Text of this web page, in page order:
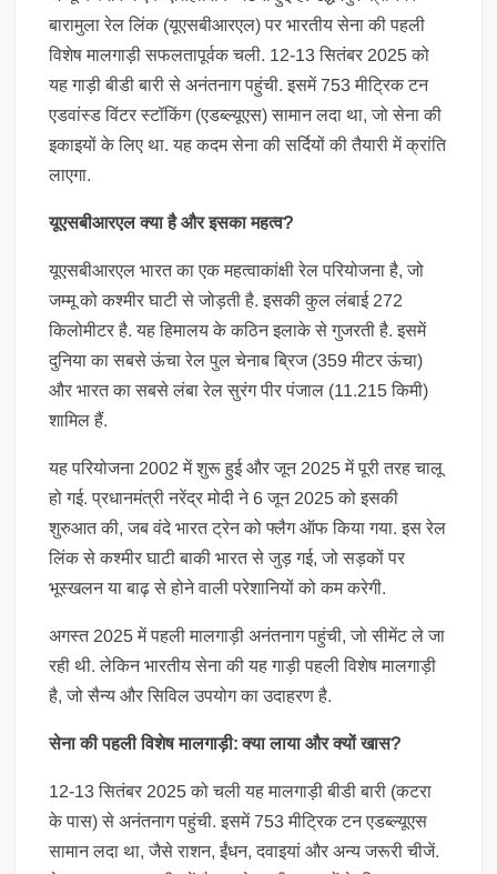
बारामुला रेल लिंक (यूएसबीआरएल) पर भारतीय सेना की पहली
विशेष मालगाड़ी सफलतापूर्वक चली. 12-13 सितंबर 2025 को
यह गाड़ी बीडी बारी से अनंतनाग पहुंची. इसमें 753 मीट्रिक टन
एडवांस्ड विंटर स्टॉकिंग (एडब्ल्यूएस) सामान लदा था, जो सेना की
इकाइयों के लिए था. यह कदम सेना की सर्दियों की तैयारी में क्रांति
लाएगा.
यूएसबीआरएल क्या है और इसका महत्व?
यूएसबीआरएल भारत का एक महत्वाकांक्षी रेल परियोजना है, जो
जम्मू को कश्मीर घाटी से जोड़ती है. इसकी कुल लंबाई 272
किलोमीटर है. यह हिमालय के कठिन इलाके से गुजरती है. इसमें
दुनिया का सबसे ऊंचा रेल पुल चेनाब ब्रिज (359 मीटर ऊंचा)
और भारत का सबसे लंबा रेल सुरंग पीर पंजाल (11.215 किमी)
शामिल हैं.
यह परियोजना 2002 में शुरू हुई और जून 2025 में पूरी तरह चालू
हो गई. प्रधानमंत्री नरेंद्र मोदी ने 6 जून 2025 को इसकी
शुरुआत की, जब वंदे भारत ट्रेन को फ्लैग ऑफ किया गया. इस रेल
लिंक से कश्मीर घाटी बाकी भारत से जुड़ गई, जो सड़कों पर
भूस्खलन या बाढ़ से होने वाली परेशानियों को कम करेगी.
अगस्त 2025 में पहली मालगाड़ी अनंतनाग पहुंची, जो सीमेंट ले जा
रही थी. लेकिन भारतीय सेना की यह गाड़ी पहली विशेष मालगाड़ी
है, जो सैन्य और सिविल उपयोग का उदाहरण है.
सेना की पहली विशेष मालगाड़ी: क्या लाया और क्यों खास?
12-13 सितंबर 2025 को चली यह मालगाड़ी बीडी बारी (कटरा
के पास) से अनंतनाग पहुंची. इसमें 753 मीट्रिक टन एडब्ल्यूएस
सामान लदा था, जैसे राशन, ईंधन, दवाइयां और अन्य जरूरी चीजें.